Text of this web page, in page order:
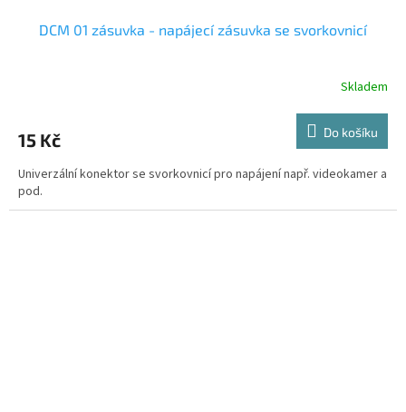
DCM 01 zásuvka - napájecí zásuvka se svorkovnicí
Skladem
15 Kč Do košíku
Univerzální konektor se svorkovnicí pro napájení např. videokamer a
pod.